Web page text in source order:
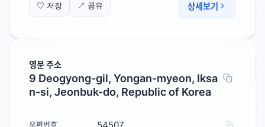
♡ 저장 ↗ 공유 상세보기
영문 주소
9 Deogyong-gil, Yongan-myeon, Iksa
n-si, Jeonbuk-do, Republic of Korea
우편번호 54507